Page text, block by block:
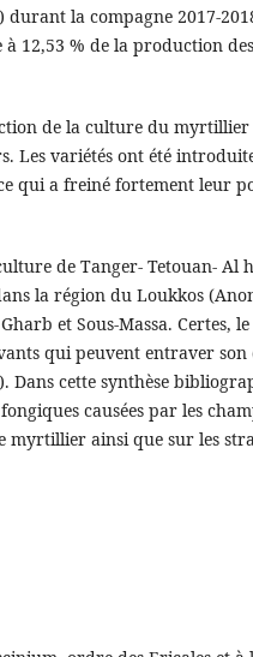
durant la compagne 2017-
12,53 % de la production
de la culture du myrtillier
Les variétés ont été
qui a freiné fortement leur
de Tanger- Tetouan- Al
la région du Loukkos
et Sous-Massa. Certes,
qui peuvent entraver son
Dans cette synthèse
causées par les
ainsi que sur les